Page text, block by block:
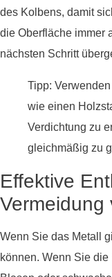
des Kolbens, damit
die Oberfläche immer
nächsten Schritt
Tipp:
wie einen
Verdichtung zu
gleichmäßig zu
Effektive
Vermeidung
Wenn Sie das Metall
können. Wenn Sie